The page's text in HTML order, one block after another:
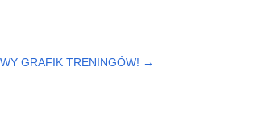
GRAFIK TRENINGÓW! →